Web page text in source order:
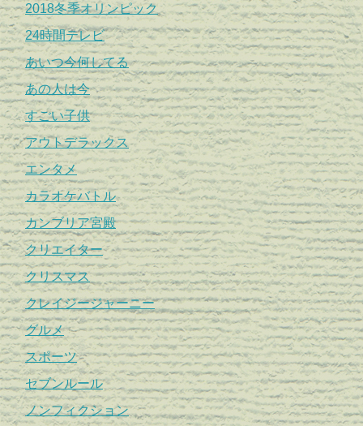
2018冬季オリンピック
24時間テレビ
あいつ今何してる
あの人は今
すごい子供
アウトデラックス
エンタメ
カラオケバトル
カンブリア宮殿
クリエイター
クリスマス
クレイジージャーニー
グルメ
スポーツ
セブンルール
ノンフィクション